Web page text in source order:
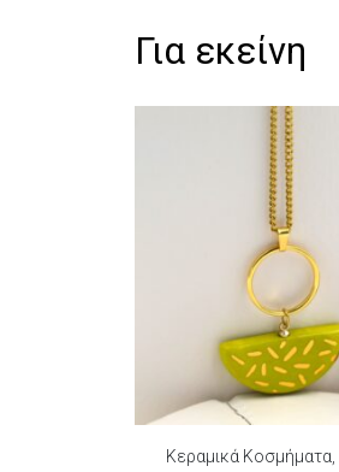
Για εκείνη
Κεραμικά Κοσμήματα